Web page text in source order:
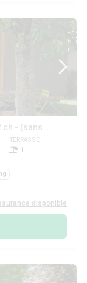
(Bungalow Maori Confort 17m² 2 ch - (sans sanitaires, sans eau))
TERRASSE
1
disponible